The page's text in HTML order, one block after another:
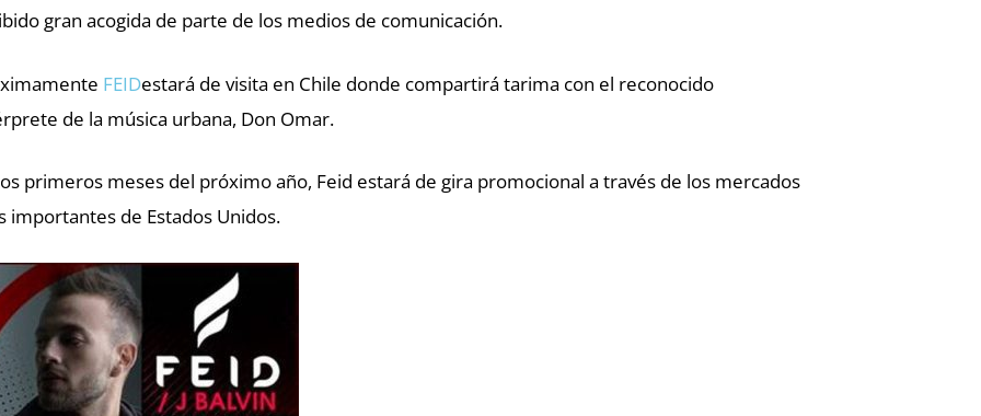
gran acogida de parte de los medios de comunicación.
FEIDestará de visita en Chile donde compartirá tarima con el reconocido
de la música urbana, Don Omar.
primeros meses del próximo año, Feid estará de gira promocional a través de los mercados
importantes de Estados Unidos.